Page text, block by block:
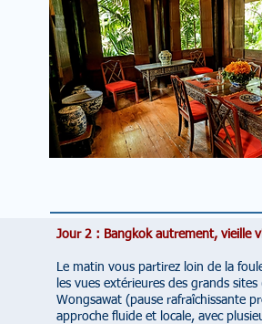
Jour 2 : Bangkok autrement, vieille
Le matin vous partirez loin de la
les vues extérieures des grands
Wongsawat (pause rafraîchissante
approche fluide et locale, avec